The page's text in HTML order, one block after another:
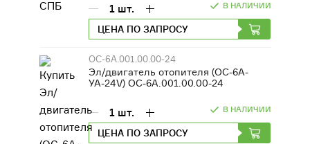
В НАЛИЧИИ
1 шт.
ЦЕНА ПО ЗАПРОСУ
ОС-6А.001.00.00-24
Эл/двигатель отопителя (ОС-6А-
УА-24V) ОС-6А.001.00.00-24
В НАЛИЧИИ
1 шт.
ЦЕНА ПО ЗАПРОСУ